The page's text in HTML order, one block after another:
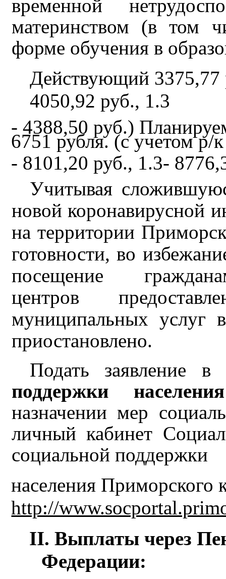
временной
материнством (в том
форме обучения в
Действующий 3375,77
4050,92 руб., 1.3
- 4388,50 руб.)
6751 рубля. (с учетом р/
- 8101,20 руб., 1.3-
Учитывая
новой коронавирусной
на территории
готовности, во
посещение
центров
муниципальных услуг
приостановлено.
Подать заявление в
поддержки населения
назначении мер
личный кабинет
социальной поддержки
населения Приморского
http://
II.Выплаты через
Федерации: